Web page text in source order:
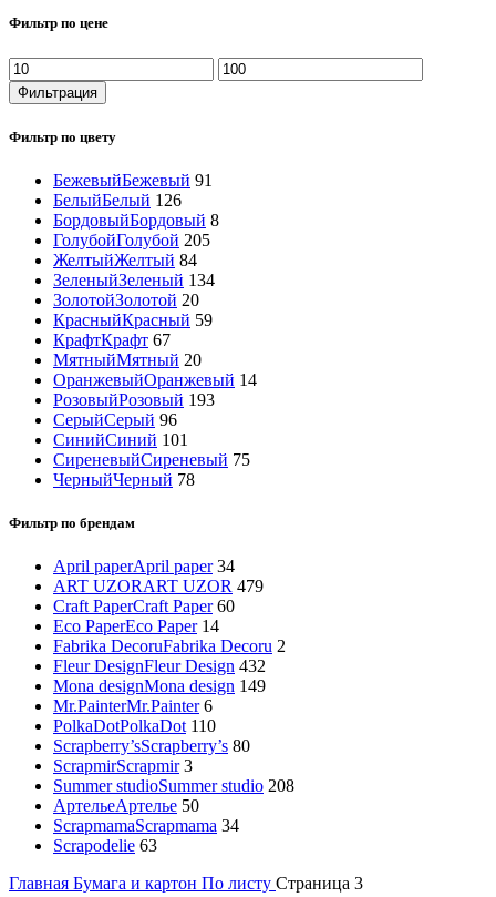
Фильтр по цене
Минимальная
цена
Максимальная
цена
Фильтрация
Фильтр по цвету
БежевыйБежевый 91
БелыйБелый 126
БордовыйБордовый 8
ГолубойГолубой 205
ЖелтыйЖелтый 84
ЗеленыйЗеленый 134
ЗолотойЗолотой 20
КрасныйКрасный 59
КрафтКрафт 67
МятныйМятный 20
ОранжевыйОранжевый 14
РозовыйРозовый 193
СерыйСерый 96
СинийСиний 101
СиреневыйСиреневый 75
ЧерныйЧерный 78
Фильтр по брендам
April paperApril paper 34
ART UZORART UZOR 479
Craft PaperCraft Paper 60
Eco PaperEco Paper 14
Fabrika DecoruFabrika Decoru 2
Fleur DesignFleur Design 432
Mona designMona design 149
Mr.PainterMr.Painter 6
PolkaDotPolkaDot 110
Scrapberry’sScrapberry’s 80
ScrapmirScrapmir 3
Summer studioSummer studio 208
АртельеАртелье 50
ScrapmamaScrapmama 34
Scrapodelie 63
Главная Бумага и картон По листу Страница 3